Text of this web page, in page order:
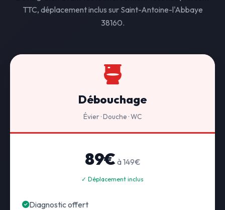
TTC, déplacement inclus sur Saint-Antoine-l'Abbaye
38160.
Débouchage
Évier · Douche · WC
89€ à 149€
✓ Déplacement inclus
Diagnostic offert